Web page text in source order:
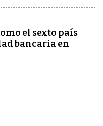
el sexto país
bancaria en